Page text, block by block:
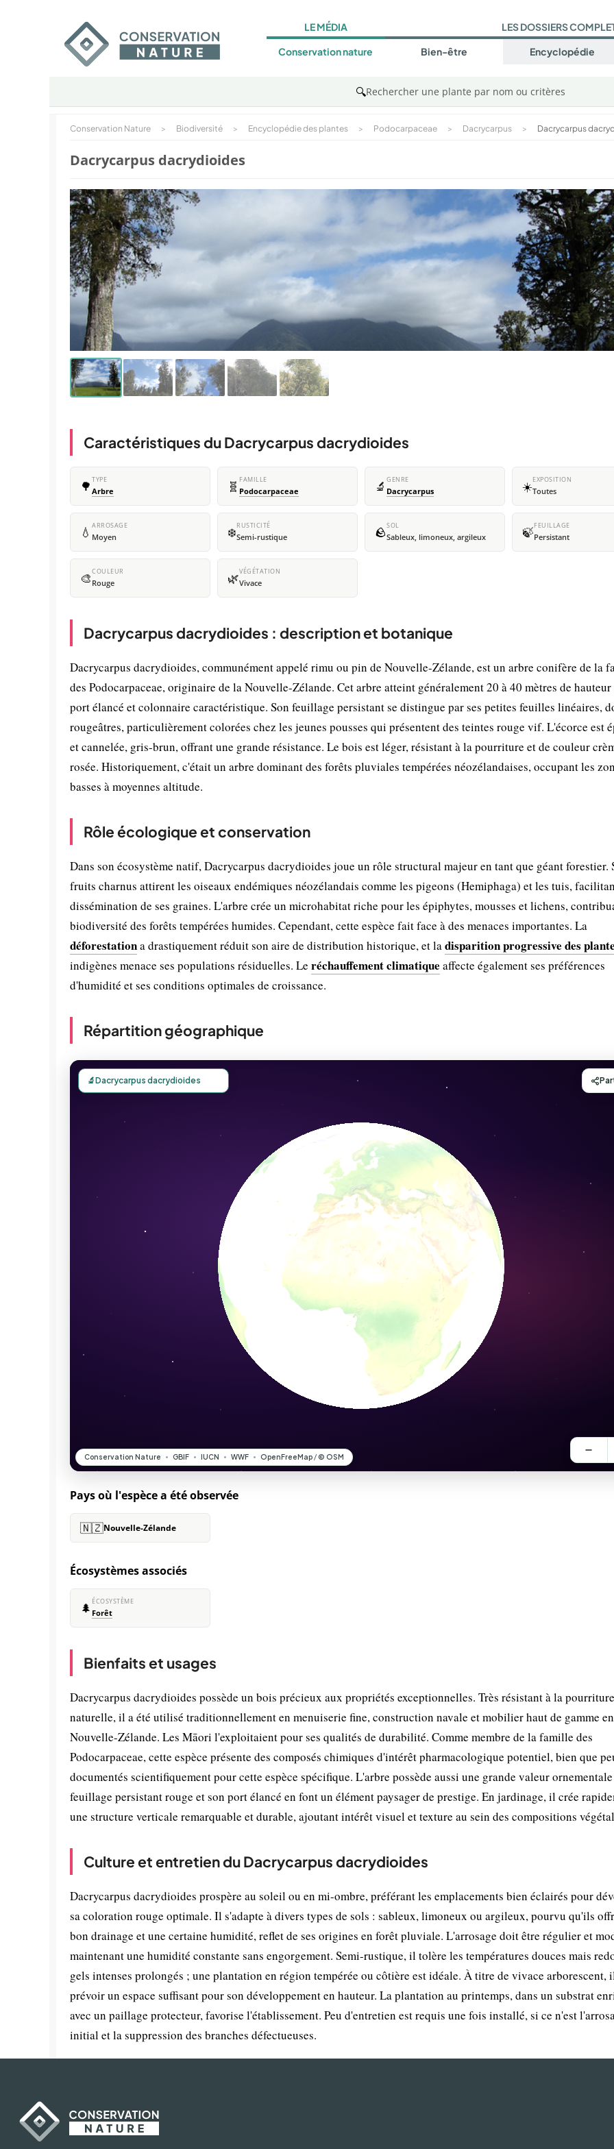
LE MÉDIA
Conservation nature
LES DOSSIERS
Bien-être Encyclopédie
🔍Rechercher une plante par nom ou critères
Conservation Nature > Biodiversité > Encyclopédie des plantes > Podocarpaceae > Dacrycarpus > Dacrycarpus
Dacrycarpus dacrydioides
Caractéristiques du Dacrycarpus dacrydioides
🌳 TYPE
Arbre 🧬 FAMILLE
Podocarpaceae 🔬 GENRE
Dacrycarpus ☀️EXPOSITION
Toutes
💧 ARROSAGE
Moyen ❄️RUSTICITÉ
Semi-rustique 🪨SOL
Sableux, limoneux, argileux 🍃FEUILLAGE
Persistant
🎨COULEUR
Rouge 🌿VÉGÉTATION
Vivace
Dacrycarpus dacrydioides : description et botanique
Dacrycarpus dacrydioides, communément appelé rimu ou pin de Nouvelle-Zélande, est un arbre conifère de la
des Podocarpaceae, originaire de la Nouvelle-Zélande. Cet arbre atteint généralement 20 à 40 mètres de hauteur
port élancé et colonnaire caractéristique. Son feuillage persistant se distingue par ses petites feuilles linéaires,
rougeâtres, particulièrement colorées chez les jeunes pousses qui présentent des teintes rouge vif. L'écorce est
et cannelée, gris-brun, offrant une grande résistance. Le bois est léger, résistant à la pourriture et de couleur
rosée. Historiquement, c'était un arbre dominant des forêts pluviales tempérées néozélandaises, occupant les
basses à moyennes altitude.
Rôle écologique et conservation
Dans son écosystème natif, Dacrycarpus dacrydioides joue un rôle structural majeur en tant que géant forestier.
fruits charnus attirent les oiseaux endémiques néozélandais comme les pigeons (Hemiphaga) et les tuis,
dissémination de ses graines. L'arbre crée un microhabitat riche pour les épiphytes, mousses et lichens,
biodiversité des forêts tempérées humides. Cependant, cette espèce fait face à des menaces importantes. La
déforestationa drastiquement réduit son aire de distribution historique, et ladisparition progressive des
indigènes menace ses populations résiduelles. Le réchauffement climatique affecte également ses préférences
d'humidité et ses conditions optimales de croissance.
Répartition géographique
Pays où l'espèce a été observée
🇳🇿Nouvelle-Zélande
Écosystèmes associés
🌲 ÉCOSYSTÈME
Forêt
Bienfaits et usages
Dacrycarpus dacrydioides possède un bois précieux aux propriétés exceptionnelles. Très résistant à la pourriture
naturelle, il a été utilisé traditionnellement en menuiserie fine, construction navale et mobilier haut de gamme en
Nouvelle-Zélande. Les Māori l'exploitaient pour ses qualités de durabilité. Comme membre de la famille des
Podocarpaceae, cette espèce présente des composés chimiques d'intérêt pharmacologique potentiel, bien que
documentés scientifiquement pour cette espèce spécifique. L'arbre possède aussi une grande valeur
feuillage persistant rouge et son port élancé en font un élément paysager de prestige. En jardinage, il crée
une structure verticale remarquable et durable, ajoutant intérêt visuel et texture au sein des compositions
Culture et entretien du Dacrycarpus dacrydioides
Dacrycarpus dacrydioides prospère au soleil ou en mi-ombre, préférant les emplacements bien éclairés pour
sa coloration rouge optimale. Il s'adapte à divers types de sols : sableux, limoneux ou argileux, pourvu qu'ils
bon drainage et une certaine humidité, reflet de ses origines en forêt pluviale. L'arrosage doit être régulier et
maintenant une humidité constante sans engorgement. Semi-rustique, il tolère les températures douces mais
gels intenses prolongés ; une plantation en région tempérée ou côtière est idéale. À titre de vivace arborescent,
prévoir un espace suffisant pour son développement en hauteur. La plantation au printemps, dans un substrat
avec un paillage protecteur, favorise l'établissement. Peu d'entretien est requis une fois installé, si ce n'est
initial et la suppression des branches défectueuses.